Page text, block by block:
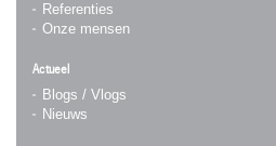
Referenties
Onze mensen
Actueel
Blogs / Vlogs
Nieuws